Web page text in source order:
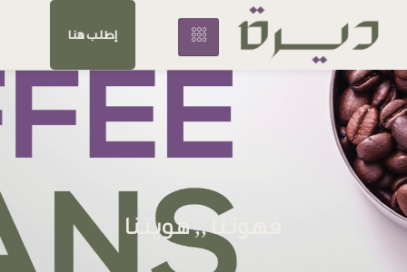
إطلب هنا
قهوتنا ,, هويتنا